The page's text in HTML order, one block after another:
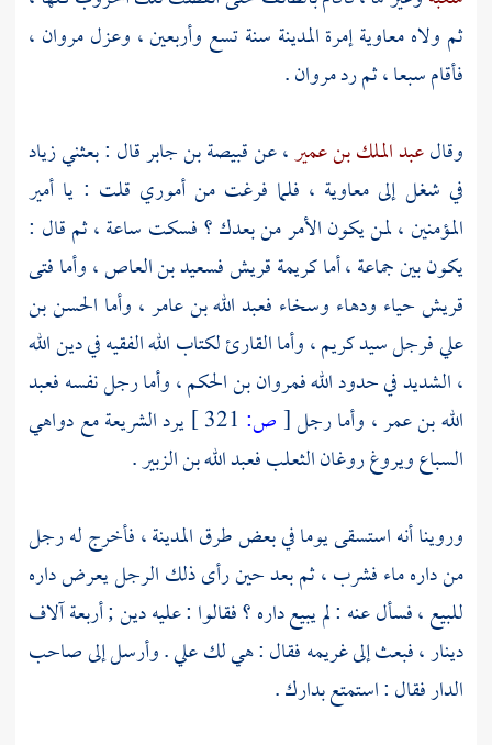
ثم ولاهمعاويةإمرةالمدينة سنة تسع وأربعين ، وعزلمروان ،
فأقام سبعا ، ثم ردمروان.
وقالعبد الملك بن عمير، عنقبيصة بن جابرقال : بعثنيزياد
في شغل إلى معاوية ، فلما فرغت من أموري قلت : يا أمير
المؤمنين ، لمن يكون الأمر من بعدك ؟ فسكت ساعة ، ثم قال :
يكون بين جماعة ، أما كريمةقريشفسعيد بن العاص، وأما فتى
قريشحياء ودهاء وسخاء فعبد الله بن عامر، وأما الحسن بن
عليفرجل سيد كريم ، وأما القارئ لكتاب الله الفقيه في دين الله
، الشديد في حدود اللهفمروان بن الحكم، وأما رجل نفسهفعبد
الله بن عمر، وأما رجل[ص:
يرد الشريعة مع دواهي
السباع ويروغ روغان الثعلبفعبد الله بن الزبير .
وروينا أنه استسقى يوما في بعض طرقالمدينة، فأخرج له رجل
من داره ماء فشرب ، ثم بعد حين رأى ذلك الرجل يعرض داره
للبيع ، فسأل عنه : لم يبيع داره ؟ فقالوا : عليه دين ; أربعة آلاف
دينار ، فبعث إلى غريمه فقال : هي لك علي . وأرسل إلى صاحب
الدار فقال : استمتع بدارك .